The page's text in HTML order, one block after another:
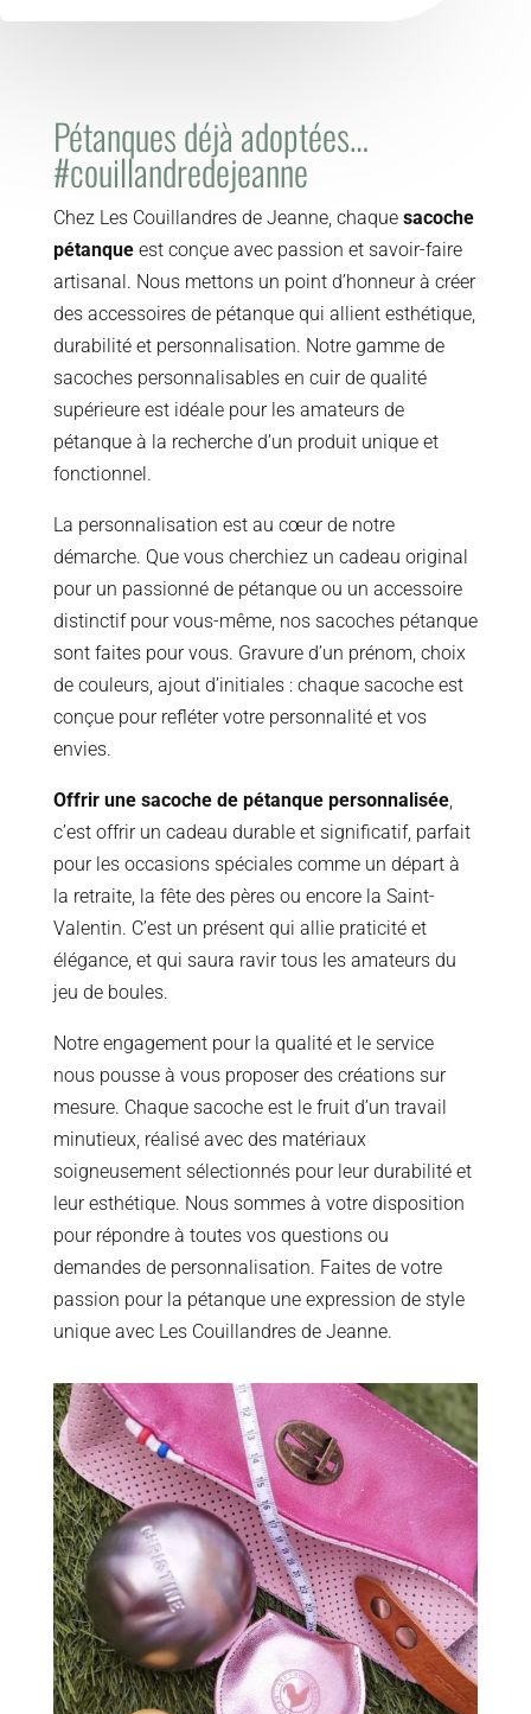
Pétanques déjà adoptées…
#couillandredejeanne
Chez Les Couillandres de Jeanne, chaque sacoche
pétanqueest conçue avec passion et savoir-faire
artisanal. Nous mettons un point d’honneur à créer
des accessoires de pétanque qui allient esthétique,
durabilité et personnalisation. Notre gamme de
sacoches personnalisables en cuir de qualité
supérieure est idéale pour les amateurs de
pétanque à la recherche d’un produit unique et
fonctionnel.
La personnalisation est au cœur de notre
démarche. Que vous cherchiez un cadeau original
pour un passionné de pétanque ou un accessoire
distinctif pour vous-même, nos sacoches pétanque
sont faites pour vous. Gravure d’un prénom, choix
de couleurs, ajout d’initiales : chaque sacoche est
conçue pour refléter votre personnalité et vos
envies.
Offrir une sacoche de pétanque personnalisée,
c’est offrir un cadeau durable et significatif, parfait
pour les occasions spéciales comme un départ à
la retraite, la fête des pères ou encore la Saint-
Valentin. C’est un présent qui allie praticité et
élégance, et qui saura ravir tous les amateurs du
jeu de boules.
Notre engagement pour la qualité et le service
nous pousse à vous proposer des créations sur
mesure. Chaque sacoche est le fruit d’un travail
minutieux, réalisé avec des matériaux
soigneusement sélectionnés pour leur durabilité et
leur esthétique. Nous sommes à votre disposition
pour répondre à toutes vos questions ou
demandes de personnalisation. Faites de votre
passion pour la pétanque une expression de style
unique avec Les Couillandres de Jeanne.